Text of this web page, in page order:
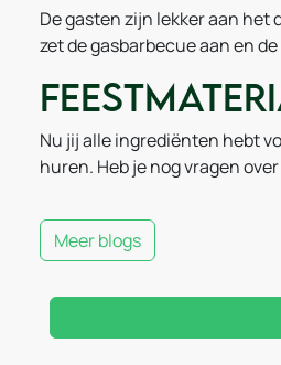
De gasten zijn lekker aan het
zet de gasbarbecue aan en
Nu jij alle ingrediënten hebt
huren. Heb je nog vragen
Meer blogs